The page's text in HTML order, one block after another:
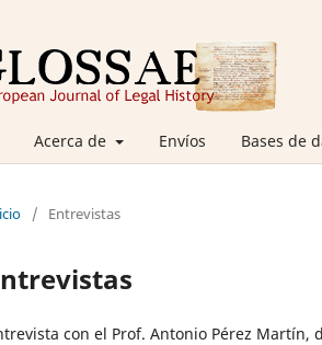
Acerca de Envíos Bases de
/ Entrevistas
con el Prof. Antonio Pérez Martín,